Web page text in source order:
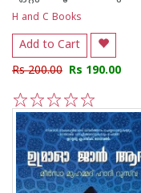
H and C Books
Add to Cart
Rs 200.00 Rs 190.00
5
4
3
2
1